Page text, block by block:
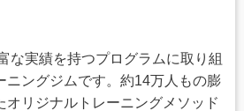
な実績を持つプログラムに取り組
ニングジムです。約14万人もの膨
オリジナルトレーニングメソッド